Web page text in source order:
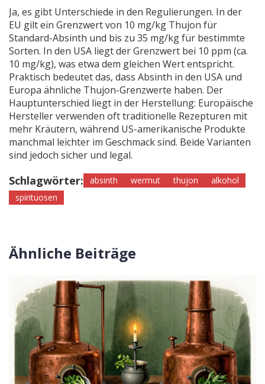
Ja, es gibt Unterschiede in den Regulierungen. In der
EU gilt ein Grenzwert von 10 mg/kg Thujon für
Standard-Absinth und bis zu 35 mg/kg für bestimmte
Sorten. In den USA liegt der Grenzwert bei 10 ppm (ca.
10 mg/kg), was etwa dem gleichen Wert entspricht.
Praktisch bedeutet das, dass Absinth in den USA und
Europa ähnliche Thujon-Grenzwerte haben. Der
Hauptunterschied liegt in der Herstellung: Europäische
Hersteller verwenden oft traditionelle Rezepturen mit
mehr Kräutern, während US-amerikanische Produkte
manchmal leichter im Geschmack sind. Beide Varianten
sind jedoch sicher und legal.
Schlagwörter: absinth wermut thujon
alkohol
spirituosen
Ähnliche Beiträge